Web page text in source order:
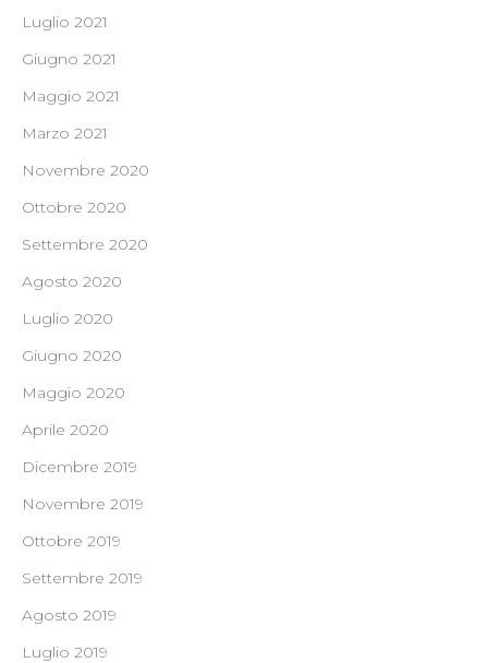
Luglio 2021
Giugno 2021
Maggio 2021
Marzo 2021
Novembre 2020
Ottobre 2020
Settembre 2020
Agosto 2020
Luglio 2020
Giugno 2020
Maggio 2020
Aprile 2020
Dicembre 2019
Novembre 2019
Ottobre 2019
Settembre 2019
Agosto 2019
Luglio 2019